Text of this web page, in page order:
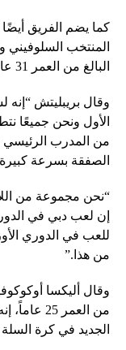
المنتخب السلوفيني
البالغ من العمر 31 عامًا إلى ارتداء ألوان القميص في الدوري.
وقال بريبليتش
الأول ونحن جميعًا
من المدرب
الصفقة بسرعة
“نحن مجموعة من
إن لعب دبي في
للعب في الدوري
من هذا.”
وقال أليكسا
من
الجديد في كرة